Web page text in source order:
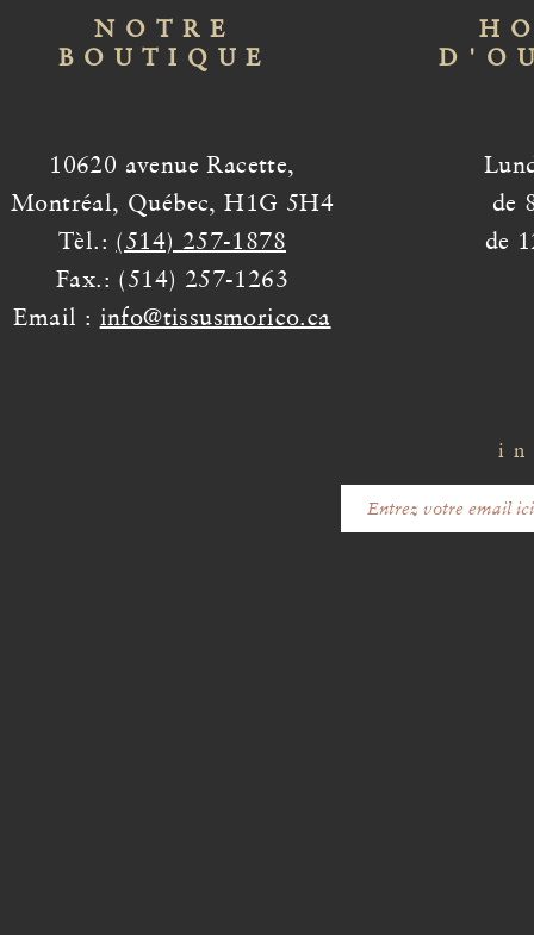
NOTRE
BOUTIQUE
10620 avenue Racette,
Montréal, Québec, H1G 5H4
Tèl.: (514) 257-1878
Fax.: (514) 257-1263
Email : info@tissusmorico.ca
de
de